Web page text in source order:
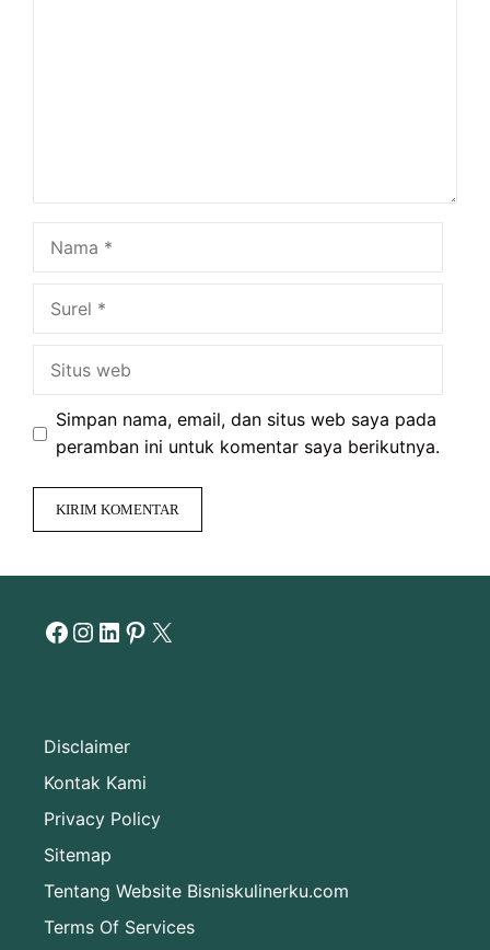
Simpan nama, email, dan situs web saya pada
peramban ini untuk komentar saya berikutnya.
Facebook
Instagram
LinkedIn
Pinterest
X
Disclaimer
Kontak Kami
Privacy Policy
Sitemap
Tentang Website Bisniskulinerku.com
Terms Of Services